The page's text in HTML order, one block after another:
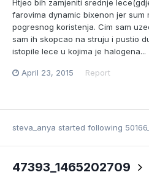
Htjeo bih zamjeniti srednje
farovima dynamic bixenon jer sum
pogresnog koristenja. Cim sam
sam ih skopcao na struju i pustio
istopile lece u kojima je halogena...
April 23, 2015 Report
steva_anya started following
47393_1465202709